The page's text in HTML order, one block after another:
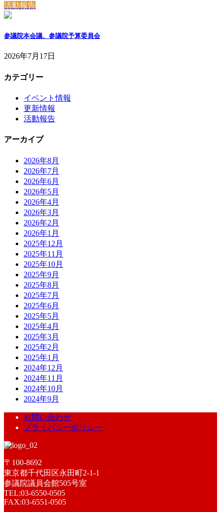
活動報告
参議院本会議、参議院予算委員会
2026年7月17日
カテゴリー
イベント情報
更新情報
活動報告
アーカイブ
2026年8月
2026年7月
2026年6月
2026年5月
2026年4月
2026年3月
2026年2月
2026年1月
2025年12月
2025年11月
2025年10月
2025年9月
2025年8月
2025年7月
2025年6月
2025年5月
2025年4月
2025年3月
2025年2月
2025年1月
2024年12月
2024年11月
2024年10月
2024年9月
お問い合わせ
プライバシーポリシー
〒100-8692
東京都千代田区永田町2-1-1
参議院議員会館505号室
TEL:03-6550-0505
FAX:03-6551-0505